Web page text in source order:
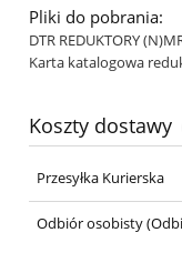
Pliki do pobrania:
DTR REDUKTORY
Karta katalogowa
Koszty dostawy
Cena nie zawiera
Przesyłka Kurierska
Odbiór osobisty